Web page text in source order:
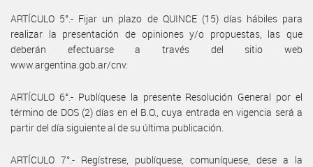
ARTÍCULO 5°.- Fijar un plazo de QUINCE (15) días hábiles para
realizar la presentación de opiniones y/o propuestas, las que
deberán efectuarse a través del sitio web
www.argentina.gob.ar/cnv.
ARTÍCULO 6°.- Publíquese la presente Resolución General por el
término de DOS (2) días en el B.O., cuya entrada en vigencia será a
partir del día siguiente al de su última publicación.
ARTÍCULO 7°.- Regístrese, publíquese, comuníquese, dese a la